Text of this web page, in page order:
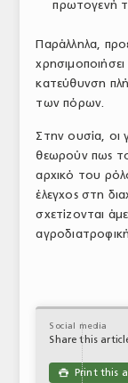
πρωτογενή
Παράλληλα,
κατεύθυνση
των πόρων.
Στην ουσία, οι
θεωρούν πως
αρχικό του
έλεγχος στη
σχετίζονται
Social media
Share this
 Print this